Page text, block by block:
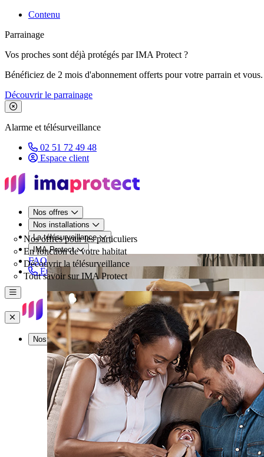
Contenu
Parrainage
Vos proches sont déjà protégés par IMA Protect ?
Bénéficiez de 2 mois d'abonnement offerts pour votre parrain et vous.
Découvrir le parrainage
Fermer le bandeau de promotion
Alarme et télésurveillance
02 51 72 49 48
Espace client
Nos offres
Nos offres pour les particuliers
Nos installations
En fonction de votre habitat
La télésurveillance
Découvrir la télésurveillance
IMA Protect
Tout savoir sur IMA Protect
FAQ
Être rappelé
Menu
Fermer
Nos offres